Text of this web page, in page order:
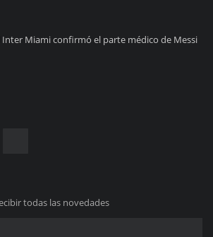
Inter Miami confirmó el parte médico de Messi
todas las novedades